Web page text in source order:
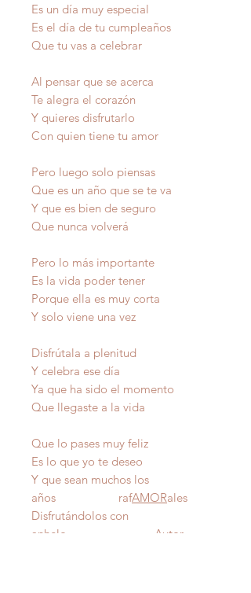
Es un día muy especial
Es el día de tu cumpleaños
Que tu vas a celebrar
Al pensar que se acerca
Te alegra el corazón
Y quieres disfrutarlo
Con quien tiene tu amor
Pero luego solo piensas
Que es un año que se te va
Y que es bien de seguro
Que nunca volverá
Pero lo más importante
Es la vida poder tener
Porque ella es muy corta
Y solo viene una vez
Disfrútala a plenitud
Y celebra ese día
Ya que ha sido el momento
Que llegaste a la vida
Que lo pases muy feliz
Es lo que yo te deseo
Y que sean muchos los
años rafAMORales
Disfrutándolos con
anhelo Autor